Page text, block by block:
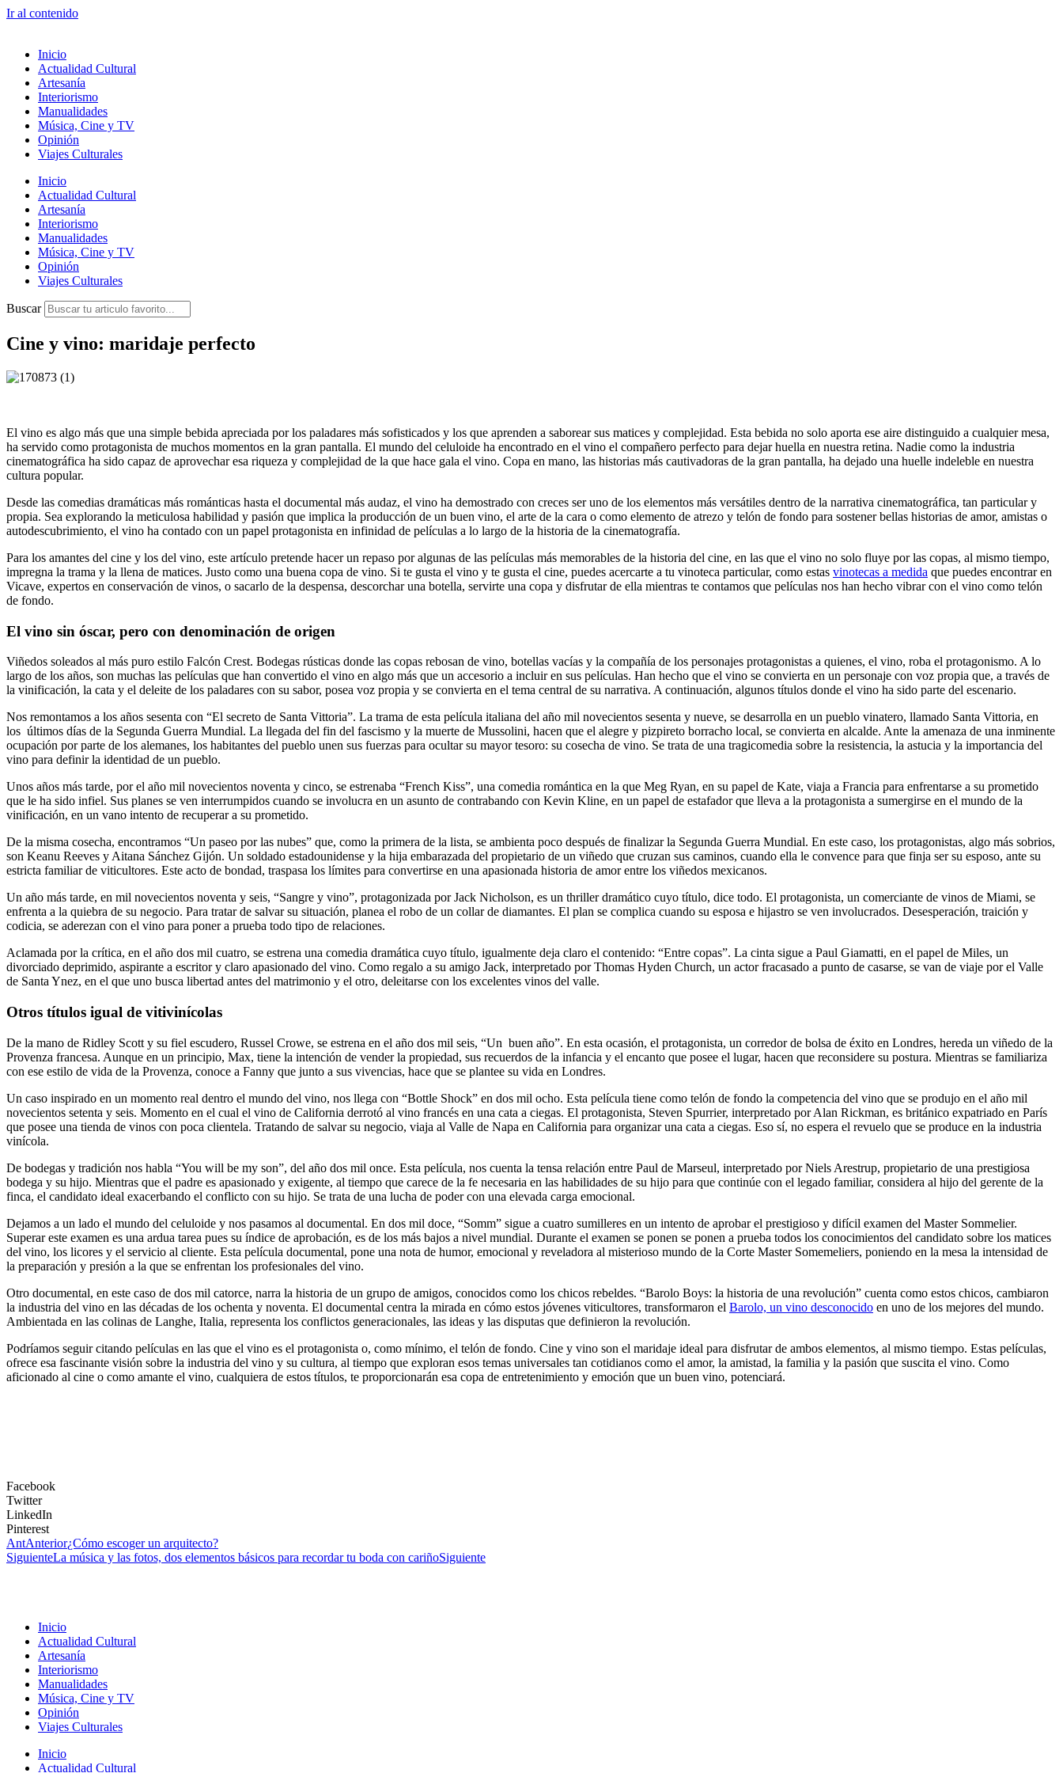
Ir al contenido
Inicio
Actualidad Cultural
Artesanía
Interiorismo
Manualidades
Música, Cine y TV
Opinión
Viajes Culturales
Inicio
Actualidad Cultural
Artesanía
Interiorismo
Manualidades
Música, Cine y TV
Opinión
Viajes Culturales
Buscar
Cine y vino: maridaje perfecto
El vino es algo más que una simple bebida apreciada por los paladares más sofisticados y los que aprenden a saborear sus matices y complejidad. Esta bebida no solo aporta ese aire distinguido a cualquier mesa,
ha servido como protagonista de muchos momentos en la gran pantalla. El mundo del celuloide ha encontrado en el vino el compañero perfecto para dejar huella en nuestra retina. Nadie como la industria
cinematográfica ha sido capaz de aprovechar esa riqueza y complejidad de la que hace gala el vino. Copa en mano, las historias más cautivadoras de la gran pantalla, ha dejado una huelle indeleble en nuestra
cultura popular.
Desde las comedias dramáticas más románticas hasta el documental más audaz, el vino ha demostrado con creces ser uno de los elementos más versátiles dentro de la narrativa cinematográfica, tan particular y
propia. Sea explorando la meticulosa habilidad y pasión que implica la producción de un buen vino, el arte de la cara o como elemento de atrezo y telón de fondo para sostener bellas historias de amor, amistas o
autodescubrimiento, el vino ha contado con un papel protagonista en infinidad de películas a lo largo de la historia de la cinematografía.
Para los amantes del cine y los del vino, este artículo pretende hacer un repaso por algunas de las películas más memorables de la historia del cine, en las que el vino no solo fluye por las copas, al mismo tiempo,
impregna la trama y la llena de matices. Justo como una buena copa de vino. Si te gusta el vino y te gusta el cine, puedes acercarte a tu vinoteca particular, como estas vinotecas a medida que puedes encontrar en
Vicave, expertos en conservación de vinos, o sacarlo de la despensa, descorchar una botella, servirte una copa y disfrutar de ella mientras te contamos que películas nos han hecho vibrar con el vino como telón
de fondo.
El vino sin óscar, pero con denominación de origen
Viñedos soleados al más puro estilo Falcón Crest. Bodegas rústicas donde las copas rebosan de vino, botellas vacías y la compañía de los personajes protagonistas a quienes, el vino, roba el protagonismo. A lo
largo de los años, son muchas las películas que han convertido el vino en algo más que un accesorio a incluir en sus películas. Han hecho que el vino se convierta en un personaje con voz propia que, a través de
la vinificación, la cata y el deleite de los paladares con su sabor, posea voz propia y se convierta en el tema central de su narrativa. A continuación, algunos títulos donde el vino ha sido parte del escenario.
Nos remontamos a los años sesenta con “El secreto de Santa Vittoria”. La trama de esta película italiana del año mil novecientos sesenta y nueve, se desarrolla en un pueblo vinatero, llamado Santa Vittoria, en
los últimos días de la Segunda Guerra Mundial. La llegada del fin del fascismo y la muerte de Mussolini, hacen que el alegre y pizpireto borracho local, se convierta en alcalde. Ante la amenaza de una inminente
ocupación por parte de los alemanes, los habitantes del pueblo unen sus fuerzas para ocultar su mayor tesoro: su cosecha de vino. Se trata de una tragicomedia sobre la resistencia, la astucia y la importancia del
vino para definir la identidad de un pueblo.
Unos años más tarde, por el año mil novecientos noventa y cinco, se estrenaba “French Kiss”, una comedia romántica en la que Meg Ryan, en su papel de Kate, viaja a Francia para enfrentarse a su prometido
que le ha sido infiel. Sus planes se ven interrumpidos cuando se involucra en un asunto de contrabando con Kevin Kline, en un papel de estafador que lleva a la protagonista a sumergirse en el mundo de la
vinificación, en un vano intento de recuperar a su prometido.
De la misma cosecha, encontramos “Un paseo por las nubes” que, como la primera de la lista, se ambienta poco después de finalizar la Segunda Guerra Mundial. En este caso, los protagonistas, algo más sobrios,
son Keanu Reeves y Aitana Sánchez Gijón. Un soldado estadounidense y la hija embarazada del propietario de un viñedo que cruzan sus caminos, cuando ella le convence para que finja ser su esposo, ante su
estricta familiar de viticultores. Este acto de bondad, traspasa los límites para convertirse en una apasionada historia de amor entre los viñedos mexicanos.
Un año más tarde, en mil novecientos noventa y seis, “Sangre y vino”, protagonizada por Jack Nicholson, es un thriller dramático cuyo título, dice todo. El protagonista, un comerciante de vinos de Miami, se
enfrenta a la quiebra de su negocio. Para tratar de salvar su situación, planea el robo de un collar de diamantes. El plan se complica cuando su esposa e hijastro se ven involucrados. Desesperación, traición y
codicia, se aderezan con el vino para poner a prueba todo tipo de relaciones.
Aclamada por la crítica, en el año dos mil cuatro, se estrena una comedia dramática cuyo título, igualmente deja claro el contenido: “Entre copas”. La cinta sigue a Paul Giamatti, en el papel de Miles, un
divorciado deprimido, aspirante a escritor y claro apasionado del vino. Como regalo a su amigo Jack, interpretado por Thomas Hyden Church, un actor fracasado a punto de casarse, se van de viaje por el Valle
de Santa Ynez, en el que uno busca libertad antes del matrimonio y el otro, deleitarse con los excelentes vinos del valle.
Otros títulos igual de vitivinícolas
De la mano de Ridley Scott y su fiel escudero, Russel Crowe, se estrena en el año dos mil seis, “Un buen año”. En esta ocasión, el protagonista, un corredor de bolsa de éxito en Londres, hereda un viñedo de la
Provenza francesa. Aunque en un principio, Max, tiene la intención de vender la propiedad, sus recuerdos de la infancia y el encanto que posee el lugar, hacen que reconsidere su postura. Mientras se familiariza
con ese estilo de vida de la Provenza, conoce a Fanny que junto a sus vivencias, hace que se plantee su vida en Londres.
Un caso inspirado en un momento real dentro el mundo del vino, nos llega con “Bottle Shock” en dos mil ocho. Esta película tiene como telón de fondo la competencia del vino que se produjo en el año mil
novecientos setenta y seis. Momento en el cual el vino de California derrotó al vino francés en una cata a ciegas. El protagonista, Steven Spurrier, interpretado por Alan Rickman, es británico expatriado en París
que posee una tienda de vinos con poca clientela. Tratando de salvar su negocio, viaja al Valle de Napa en California para organizar una cata a ciegas. Eso sí, no espera el revuelo que se produce en la industria
vinícola.
De bodegas y tradición nos habla “You will be my son”, del año dos mil once. Esta película, nos cuenta la tensa relación entre Paul de Marseul, interpretado por Niels Arestrup, propietario de una prestigiosa
bodega y su hijo. Mientras que el padre es apasionado y exigente, al tiempo que carece de la fe necesaria en las habilidades de su hijo para que continúe con el legado familiar, considera al hijo del gerente de la
finca, el candidato ideal exacerbando el conflicto con su hijo. Se trata de una lucha de poder con una elevada carga emocional.
Dejamos a un lado el mundo del celuloide y nos pasamos al documental. En dos mil doce, “Somm” sigue a cuatro sumilleres en un intento de aprobar el prestigioso y difícil examen del Master Sommelier.
Superar este examen es una ardua tarea pues su índice de aprobación, es de los más bajos a nivel mundial. Durante el examen se ponen se ponen a prueba todos los conocimientos del candidato sobre los matices
del vino, los licores y el servicio al cliente. Esta película documental, pone una nota de humor, emocional y reveladora al misterioso mundo de la Corte Master Somemeliers, poniendo en la mesa la intensidad de
la preparación y presión a la que se enfrentan los profesionales del vino.
Otro documental, en este caso de dos mil catorce, narra la historia de un grupo de amigos, conocidos como los chicos rebeldes. “Barolo Boys: la historia de una revolución” cuenta como estos chicos, cambiaron
la industria del vino en las décadas de los ochenta y noventa. El documental centra la mirada en cómo estos jóvenes viticultores, transformaron el Barolo, un vino desconocido en uno de los mejores del mundo.
Ambientada en las colinas de Langhe, Italia, representa los conflictos generacionales, las ideas y las disputas que definieron la revolución.
Podríamos seguir citando películas en las que el vino es el protagonista o, como mínimo, el telón de fondo. Cine y vino son el maridaje ideal para disfrutar de ambos elementos, al mismo tiempo. Estas películas,
ofrece esa fascinante visión sobre la industria del vino y su cultura, al tiempo que exploran esos temas universales tan cotidianos como el amor, la amistad, la familia y la pasión que suscita el vino. Como
aficionado al cine o como amante el vino, cualquiera de estos títulos, te proporcionarán esa copa de entretenimiento y emoción que un buen vino, potenciará.
Facebook
Twitter
LinkedIn
Pinterest
AntAnterior¿Cómo escoger un arquitecto?
SiguienteLa música y las fotos, dos elementos básicos para recordar tu boda con cariñoSiguiente
Inicio
Actualidad Cultural
Artesanía
Interiorismo
Manualidades
Música, Cine y TV
Opinión
Viajes Culturales
Inicio
Actualidad Cultural